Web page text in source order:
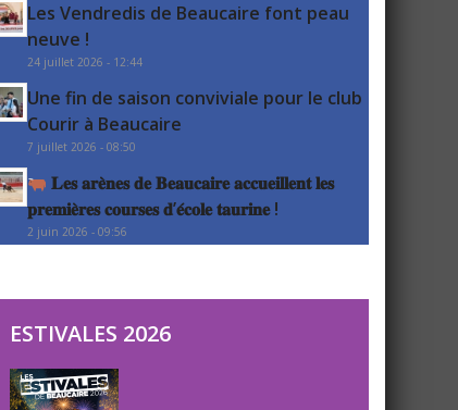
Les Vendredis de Beaucaire font peau
neuve !
24 juillet 2026 - 12:44
Une fin de saison conviviale pour le club
Courir à Beaucaire
7 juillet 2026 - 08:50
𝐋𝐞𝐬 𝐚𝐫𝐞̀𝐧𝐞𝐬 𝐝𝐞 𝐁𝐞𝐚𝐮𝐜𝐚𝐢𝐫𝐞 𝐚𝐜𝐜𝐮𝐞𝐢𝐥𝐥𝐞𝐧𝐭 𝐥𝐞𝐬
𝐩𝐫𝐞𝐦𝐢𝐞̀𝐫𝐞𝐬 𝐜𝐨𝐮𝐫𝐬𝐞𝐬 𝐝’𝐞́𝐜𝐨𝐥𝐞 𝐭𝐚𝐮𝐫𝐢𝐧𝐞 !
2 juin 2026 - 09:56
ESTIVALES 2026